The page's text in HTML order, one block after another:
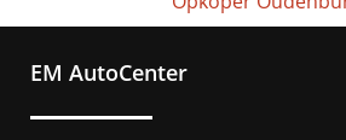
EM AutoCenter